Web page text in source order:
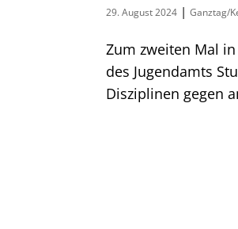
29. August 2024 |Ganztag/
Zum zweiten Mal
des Jugendamts
Disziplinen gegen